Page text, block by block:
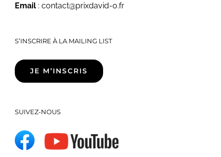
Email : contact@prixdavid-o.fr
S’INSCRIRE À LA MAILING LIST
JE M’INSCRIS
SUIVEZ-NOUS